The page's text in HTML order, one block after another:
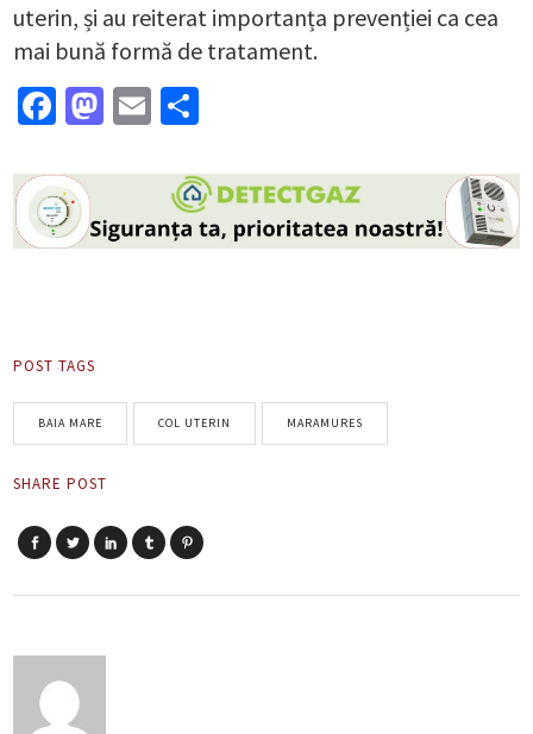
uterin, și au reiterat importanța prevenției ca cea
mai bună formă de tratament.
Facebook
Mastodon
Email
POST TAGS
BAIA MARE COL UTERIN MARAMURES
SHARE POST